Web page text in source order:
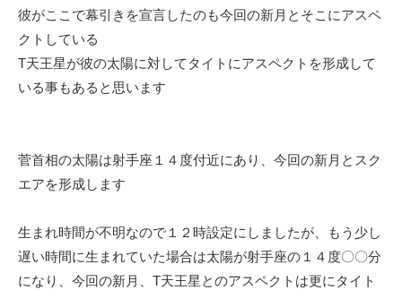
彼がここで幕引きを宣言したのも今回の新月とそこにアスペ
クトしている
T天王星が彼の太陽に対してタイトにアスペクトを形成して
いる事もあると思います
菅首相の太陽は射手座１４度付近にあり、今回の新月とスク
エアを形成します
生まれ時間が不明なので１２時設定にしましたが、もう少し
遅い時間に生まれていた場合は太陽が射手座の１４度〇〇分
になり、今回の新月、T天王星とのアスペクトは更にタイト